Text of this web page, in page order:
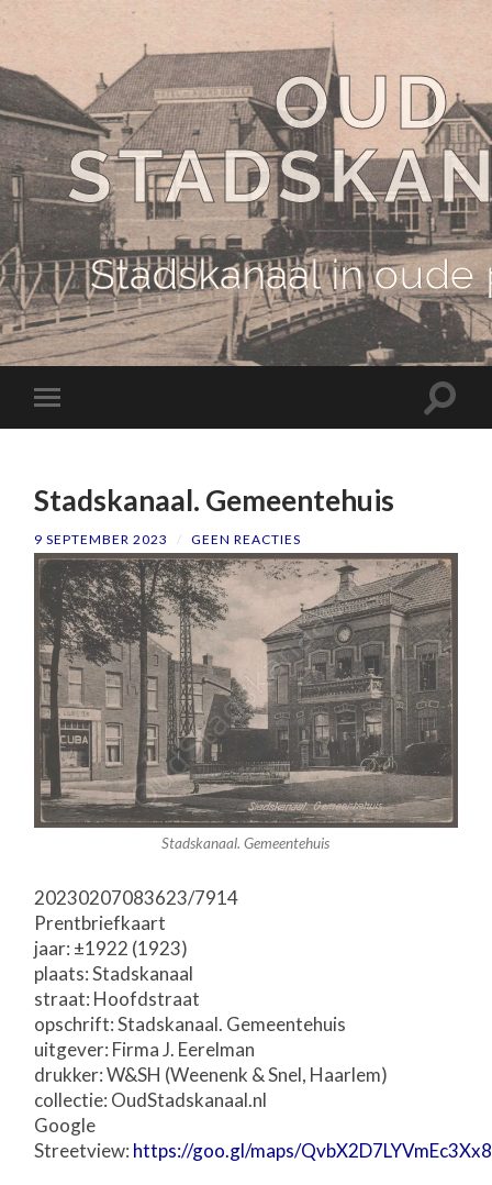
OUD
Stadskanaal in oude
Schakel
naar
Stadskanaal. Gemeentehuis
9 SEPTEMBER 2023 / GEEN REACTIES
Stadskanaal. Gemeentehuis
20230207083623/7914
Prentbriefkaart
jaar: ±1922 (1923)
plaats: Stadskanaal
straat: Hoofdstraat
opschrift: Stadskanaal. Gemeentehuis
uitgever: Firma J. Eerelman
drukker: W&SH (Weenenk & Snel, Haarlem)
collectie: OudStadskanaal.nl
Google
Streetview: https://goo.gl/maps/QvbX2D7LYVmEc3Xx8